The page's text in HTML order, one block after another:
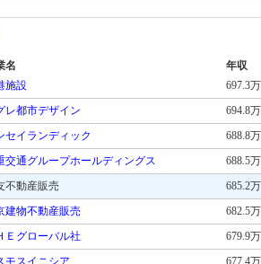
名
年収
施設
697.3万
レ都市デザイン
694.8万
セイランディック
688.8万
交通グループホールディングス
688.5万
不動産販売
685.2万
建物不動産販売
682.5万
Ｅグローバル社
679.9万
モスイニシア
677.4万